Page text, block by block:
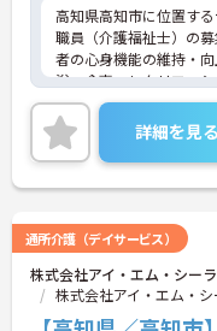
高知県高知市に位置す
職員（介護福祉士）の
者の心身機能の維持・
浴・食事・レクリエー
されています。
年間休日は110日もあり
にしながらご勤務いた
勤が可能です。通勤が
ご興味のある方には、
い！
詳細を見る
通所介護（デイサービス）
株式会社アイ・エム・シ
株式会社アイ・エム・